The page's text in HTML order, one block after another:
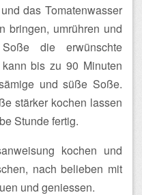
das Tomatenwasser
bringen, umrühren und
die erwünschte
bis zu 90 Minuten
und süße Soße.
stärker kochen lassen
Stunde fertig.
kochen und
nach belieben mit
und geniessen.